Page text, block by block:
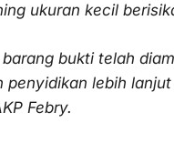
ukuran kecil
barang bukti telah
penyidikan lebih
Febry.